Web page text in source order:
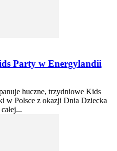
Party w Energylandii
huczne, trzydniowe Kids
w Polsce z okazji Dnia Dziecka